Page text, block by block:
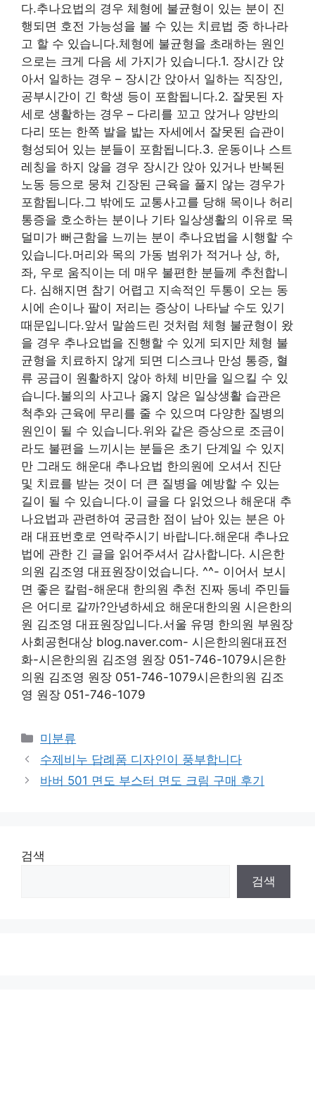
다.추나요법의 경우 체형에 불균형이 있는 분이 진
행되면 호전 가능성을 볼 수 있는 치료법 중 하나라
고 할 수 있습니다.체형에 불균형을 초래하는 원인
으로는 크게 다음 세 가지가 있습니다.1. 장시간 앉
아서 일하는 경우 – 장시간 앉아서 일하는 직장인,
공부시간이 긴 학생 등이 포함됩니다.2. 잘못된 자
세로 생활하는 경우 – 다리를 꼬고 앉거나 양반의
다리 또는 한쪽 발을 밟는 자세에서 잘못된 습관이
형성되어 있는 분들이 포함됩니다.3. 운동이나 스트
레칭을 하지 않을 경우 장시간 앉아 있거나 반복된
노동 등으로 뭉쳐 긴장된 근육을 풀지 않는 경우가
포함됩니다.그 밖에도 교통사고를 당해 목이나 허리
통증을 호소하는 분이나 기타 일상생활의 이유로 목
덜미가 뻐근함을 느끼는 분이 추나요법을 시행할 수
있습니다.머리와 목의 가동 범위가 적거나 상, 하,
좌, 우로 움직이는 데 매우 불편한 분들께 추천합니
다. 심해지면 참기 어렵고 지속적인 두통이 오는 동
시에 손이나 팔이 저리는 증상이 나타날 수도 있기
때문입니다.앞서 말씀드린 것처럼 체형 불균형이 왔
을 경우 추나요법을 진행할 수 있게 되지만 체형 불
균형을 치료하지 않게 되면 디스크나 만성 통증, 혈
류 공급이 원활하지 않아 하체 비만을 일으킬 수 있
습니다.불의의 사고나 옳지 않은 일상생활 습관은
척추와 근육에 무리를 줄 수 있으며 다양한 질병의
원인이 될 수 있습니다.위와 같은 증상으로 조금이
라도 불편을 느끼시는 분들은 초기 단계일 수 있지
만 그래도 해운대 추나요법 한의원에 오셔서 진단
및 치료를 받는 것이 더 큰 질병을 예방할 수 있는
길이 될 수 있습니다.이 글을 다 읽었으나 해운대 추
나요법과 관련하여 궁금한 점이 남아 있는 분은 아
래 대표번호로 연락주시기 바랍니다.해운대 추나요
법에 관한 긴 글을 읽어주셔서 감사합니다. 시은한
의원 김조영 대표원장이었습니다. ^^- 이어서 보시
면 좋은 칼럼-해운대 한의원 추천 진짜 동네 주민들
은 어디로 갈까?안녕하세요 해운대한의원 시은한의
원 김조영 대표원장입니다.서울 유명 한의원 부원장
사회공헌대상 blog.naver.com- 시은한의원대표전
화-시은한의원 김조영 원장 051-746-1079시은한
의원 김조영 원장 051-746-1079시은한의원 김조
영 원장 051-746-1079
Categories
미분류
수제비누 답례품 디자인이 풍부합니다
바버 501 면도 부스터 면도 크림 구매 후기
검색
검색